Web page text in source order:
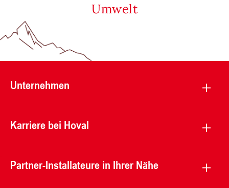
Umwelt
Unternehmen
Karriere bei Hoval
Partner-Installateure in Ihrer Nähe